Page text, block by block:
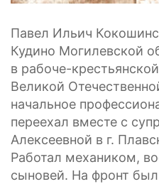
Павел Ильич
Кудино Могилевской
в рабоче-
Великой
начальное
переехал вместе с
Алексеевной в г.
Работал механиком,
сыновей. На фронт